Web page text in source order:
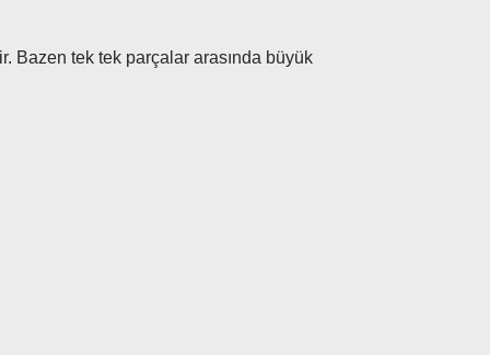
Bazen tek tek parçalar arasında büyük